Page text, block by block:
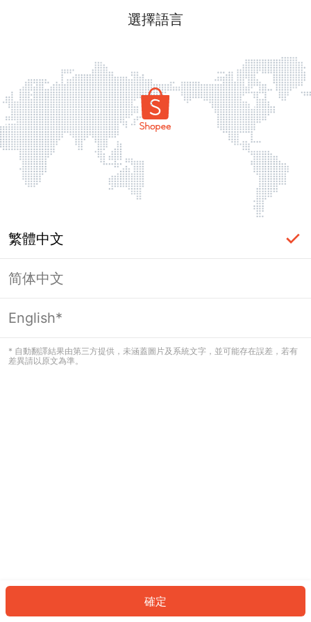
選擇語言
繁體中文
简体中文
English*
* 自動翻譯結果由第三方提供，未涵蓋圖片及系統文字，並可能存在誤差，若有
差異請以原文為準。
確定